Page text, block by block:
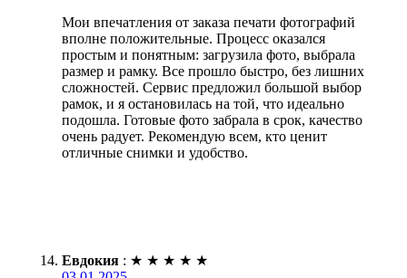
Мои впечатления от заказа печати фотографий
вполне положительные. Процесс оказался
простым и понятным: загрузила фото, выбрала
размер и рамку. Все прошло быстро, без лишних
сложностей. Сервис предложил большой выбор
рамок, и я остановилась на той, что идеально
подошла. Готовые фото забрала в срок, качество
очень радует. Рекомендую всем, кто ценит
отличные снимки и удобство.
Евдокия : ★ ★ ★ ★ ★